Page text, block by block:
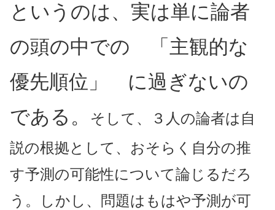
というのは、実は単に論者
の頭の中での 「主観的な
優先順位」 に過ぎないの
である。
そして、３人の論者は自
説の根拠として、おそらく自分の推
す予測の可能性について論じるだろ
う。しかし、問題はもはや予測が可